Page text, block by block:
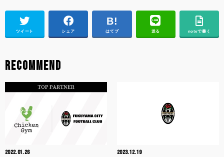
ツイート シェア はてブ 送る noteで書く
RECOMMEND
2022.01.26 2023.12.19